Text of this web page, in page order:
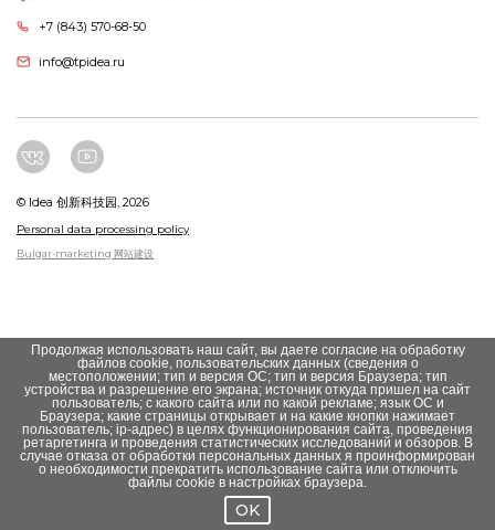
+7 (843) 570-68-50
info@tpidea.ru
© Idea 创新科技园, 2026
Personal data processing policy
Bulgar-marketing 网站建设
Продолжая использовать наш сайт, вы даете согласие на обработку
файлов cookie, пользовательских данных (сведения о
местоположении; тип и версия ОС; тип и версия Браузера; тип
устройства и разрешение его экрана; источник откуда пришел на сайт
пользователь; с какого сайта или по какой рекламе; язык ОС и
Браузера; какие страницы открывает и на какие кнопки нажимает
пользователь; ip-адрес) в целях функционирования сайта, проведения
ретаргетинга и проведения статистических исследований и обзоров. В
случае отказа от обработки персональных данных я проинформирован
о необходимости прекратить использование сайта или отключить
файлы cookie в настройках браузера.
OK